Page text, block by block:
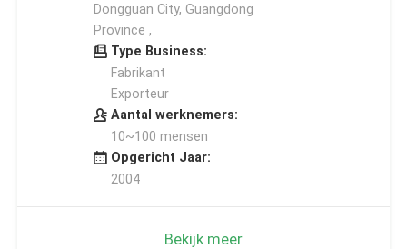
Dongguan City, Guangdong
Province ,
Type Business:
Fabrikant
Exporteur
Aantal werknemers:
10~100 mensen
Opgericht Jaar:
2004
Bekijk meer